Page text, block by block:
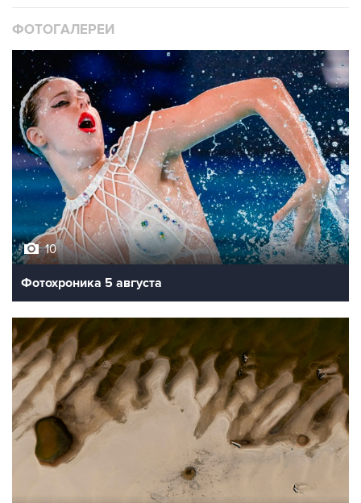
ФОТОГАЛЕРЕИ
10
Фотохроника 5 августа